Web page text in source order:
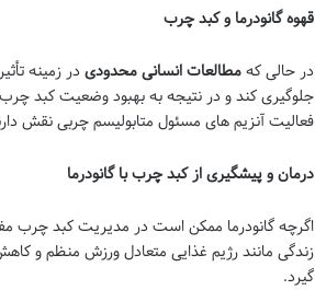
قهوه گانودرما و کبد چرب
در حالی کهمطالعات انسانی محدودی در زمینه
جلوگیری کند و در نتیجه به بهبود وضعیت کبد چرب
فعالیت آنزیم های مسئول متابولیسم چربی نقش
درمان و پیشگیری از کبد چرب با گانودرما
اگرچه گانودرما ممکن است در مدیریت کبد چرب
زندگی مانند رژیم غذایی متعادل ورزش منظم و
گیرد.